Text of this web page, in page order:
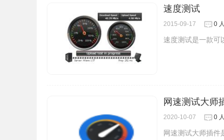
速度测试
2015-09-17 0
速度测试是一款可
网速测试大师
2020-10-07 0
网速测试大师插件